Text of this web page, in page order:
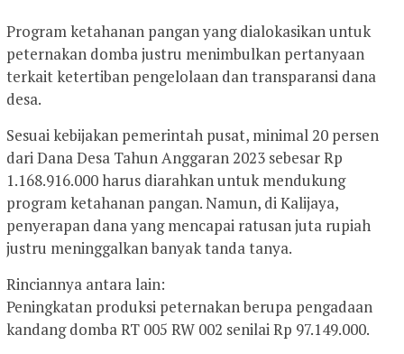
Program ketahanan pangan yang dialokasikan untuk
peternakan domba justru menimbulkan pertanyaan
terkait ketertiban pengelolaan dan transparansi dana
desa.
Sesuai kebijakan pemerintah pusat, minimal 20 persen
dari Dana Desa Tahun Anggaran 2023 sebesar Rp
1.168.916.000 harus diarahkan untuk mendukung
program ketahanan pangan. Namun, di Kalijaya,
penyerapan dana yang mencapai ratusan juta rupiah
justru meninggalkan banyak tanda tanya.
Rinciannya antara lain:
Peningkatan produksi peternakan berupa pengadaan
kandang domba RT 005 RW 002 senilai Rp 97.149.000.